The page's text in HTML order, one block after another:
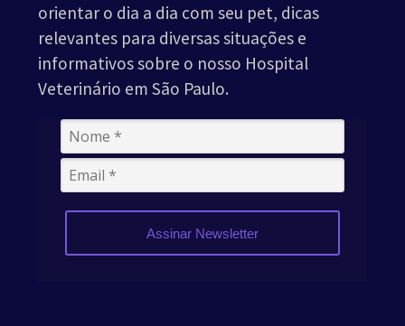
orientar o dia a dia com seu pet, dicas
relevantes para diversas situações e
informativos sobre o nosso Hospital
Veterinário em São Paulo.
Assinar Newsletter